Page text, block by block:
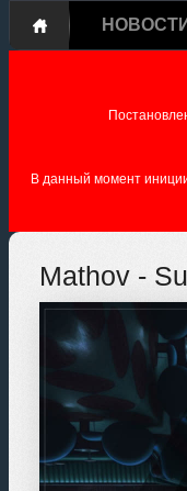
НОВОСТИ
В данный момент
Mathov -